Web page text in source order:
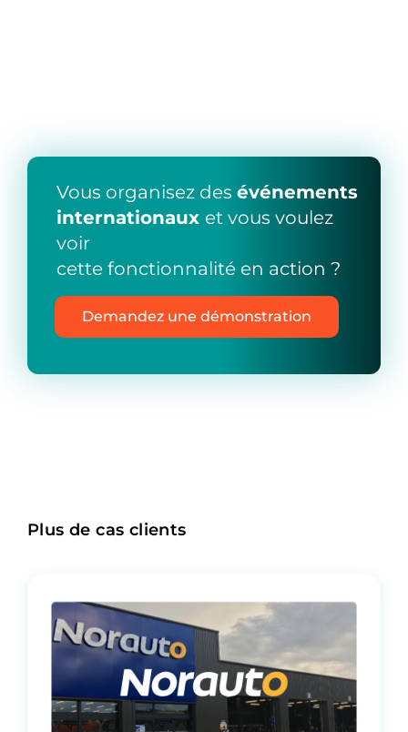
Vous organisez des événements
internationaux et vous voulez
voir
cette fonctionnalité en action ?
Demandez une démonstration
Plus de cas clients